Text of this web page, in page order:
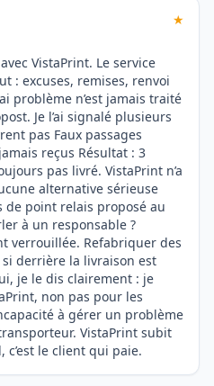
★
VistaPrint. Le service
: excuses, remises, renvoi
problème n’est jamais traité
Je l’ai signalé plusieurs
pas Faux passages
reçus Résultat : 3
pas livré. VistaPrint n’a
alternative sérieuse
de point relais proposé au
à un responsable ?
verrouillée. Refabriquer des
derrière la livraison est
je le dis clairement : je
non pas pour les
à gérer un problème
VistaPrint subit
le client qui paie.